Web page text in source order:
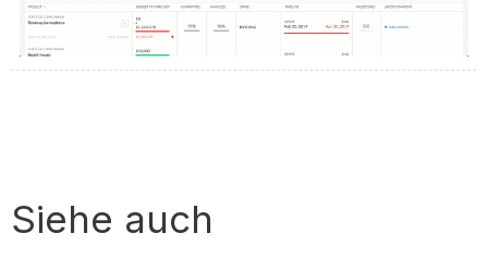
Siehe auch